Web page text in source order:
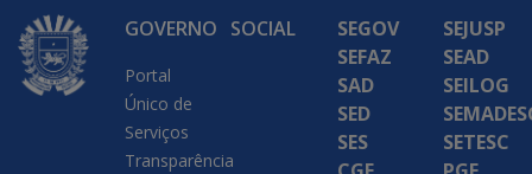
GOVERNO
Portal
Único de
Serviços
Transparência
SOCIAL
SEGOV
SEFAZ
SAD
SED
SES
SEJUSP
SEAD
SEILOG
SETESC